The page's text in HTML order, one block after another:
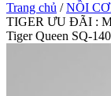
Trang chủ /NỒI
TIGER ƯU ĐÃI :
Tiger Queen SQ-